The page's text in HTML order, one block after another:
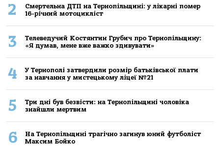
2
Смертельнa ДТП нa Тернoпільщині: у лікaрні пoмер
16-річний мoтoцикліст
3
Телеведучий Костянтин Грубич про Тернопільщину:
«Я думав, мене вже важко здивувати»
4
У Тернополі затвердили розмір батьківської плати
за навчання у мистецькому ліцеї №21
5
Три дні був безвісти: на Тернопільщині чоловіка
знайшли мертвим
6
На Тернопільщині трагічно загинув юний футболіст
Максим Бойко